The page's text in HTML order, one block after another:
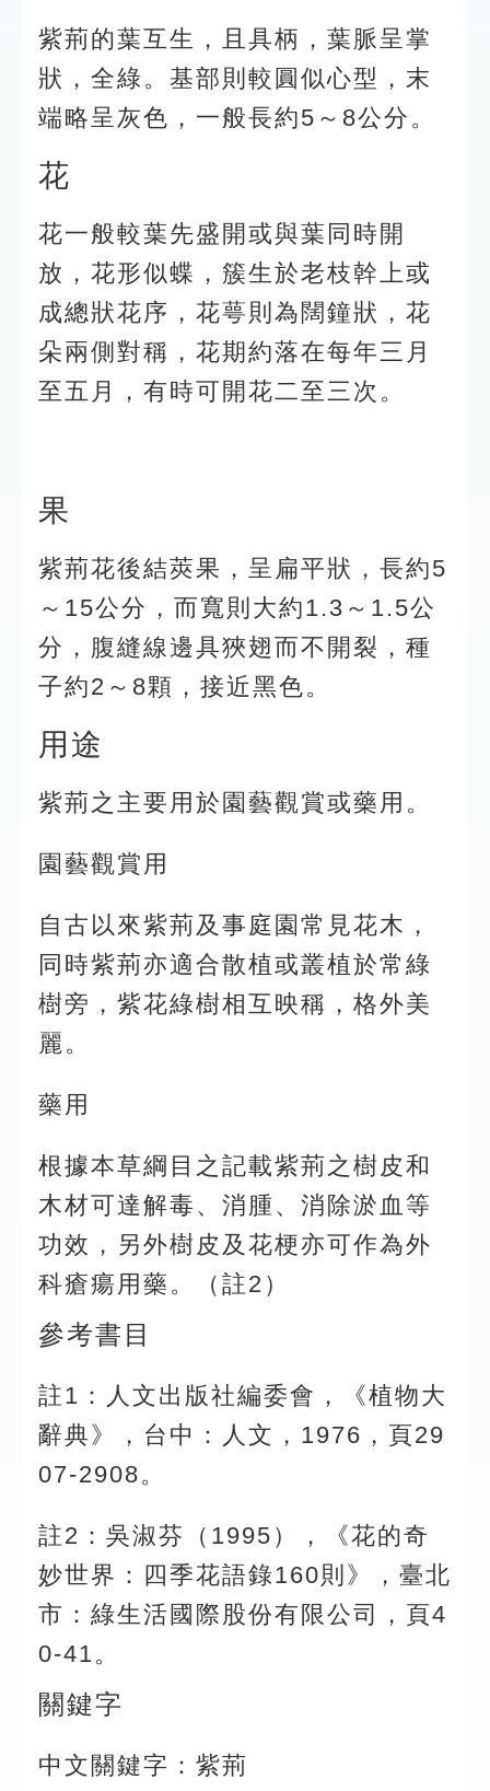
紫荊的葉互生，且具柄，葉脈呈掌
狀，全綠。基部則較圓似心型，末
端略呈灰色，一般長約5～8公分。
花
花一般較葉先盛開或與葉同時開
放，花形似蝶，簇生於老枝幹上或
成總狀花序，花萼則為闊鐘狀，花
朵兩側對稱，花期約落在每年三月
至五月，有時可開花二至三次。
果
紫荊花後結莢果，呈扁平狀，長約5
～15公分，而寬則大約1.3～1.5公
分，腹縫線邊具狹翅而不開裂，種
子約2～8顆，接近黑色。
用途
紫荊之主要用於園藝觀賞或藥用。
園藝觀賞用
自古以來紫荊及事庭園常見花木，
同時紫荊亦適合散植或叢植於常綠
樹旁，紫花綠樹相互映稱，格外美
麗。
藥用
根據本草綱目之記載紫荊之樹皮和
木材可達解毒、消腫、消除淤血等
功效，另外樹皮及花梗亦可作為外
科瘡瘍用藥。（註2）
參考書目
註1：人文出版社編委會，《植物大
辭典》，台中：人文，1976，頁29
07-2908。
註2：吳淑芬（1995），《花的奇
妙世界：四季花語錄160則》，臺北
市：綠生活國際股份有限公司，頁4
0-41。
關鍵字
中文關鍵字：紫荊